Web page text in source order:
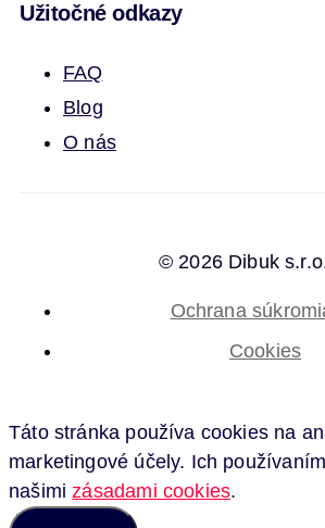
Užitočné odkazy
FAQ
Blog
O nás
© 2026 Dibuk
Ochrana
Cookies
Táto stránka používa cookies na
marketingové účely. Ich
našimizásadami cookies.